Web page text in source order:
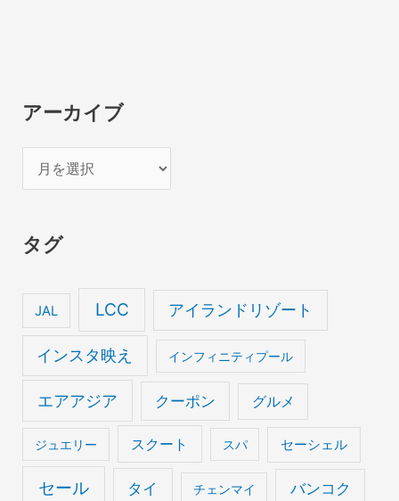
アーカイブ
ー
イ
タグ
JAL LCC アイランドリゾート
インスタ映え インフィニティプール
エアアジア クーポン グルメ
ジュエリー スクート スパ セーシェル
セール タイ チェンマイ バンコク